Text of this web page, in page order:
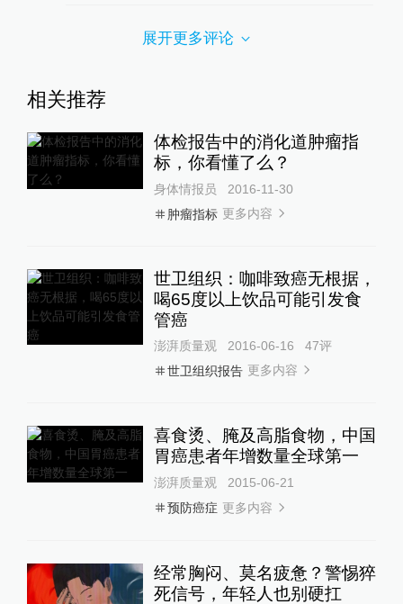
展开更多评论
相关推荐
体检报告中的消化道肿瘤指
标，你看懂了么？
身体情报员
2016-11-30
肿瘤指标 更多内容
世卫组织：咖啡致癌无根据，
喝65度以上饮品可能引发食
管癌
澎湃质量观 2016-06-16 47评
世卫组织报告 更多内容
喜食烫、腌及高脂食物，中国
胃癌患者年增数量全球第一
澎湃质量观
2015-06-21
预防癌症 更多内容
经常胸闷、莫名疲惫？警惕猝
死信号，年轻人也别硬扛